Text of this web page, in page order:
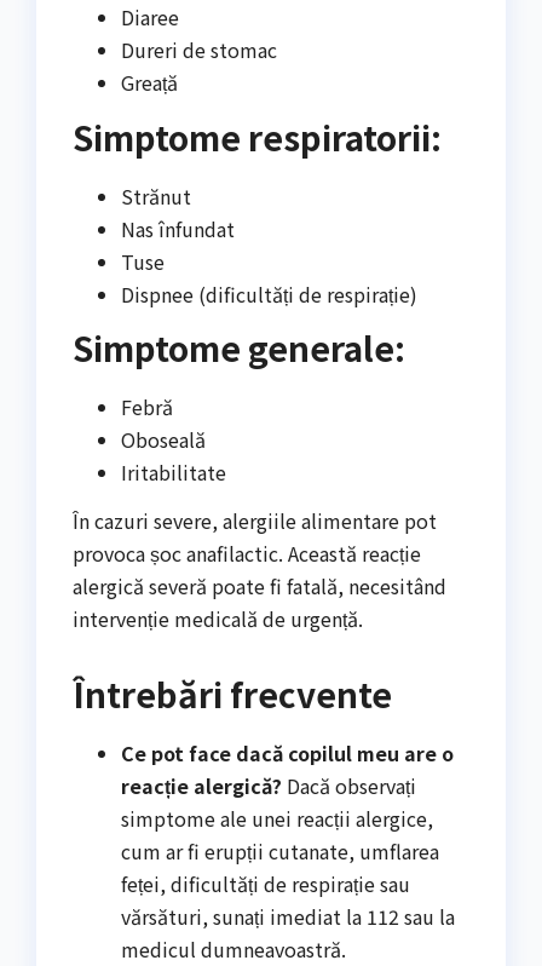
Diaree
Dureri de stomac
Greață
Simptome respiratorii:
Strănut
Nas înfundat
Tuse
Dispnee (dificultăți de respirație)
Simptome generale:
Febră
Oboseală
Iritabilitate
În cazuri severe, alergiile alimentare pot
provoca șoc anafilactic. Această reacție
alergică severă poate fi fatală, necesitând
intervenție medicală de urgență.
Întrebări frecvente
Ce pot face dacă copilul meu are o
reacție alergică? Dacă observați
simptome ale unei reacții alergice,
cum ar fi erupții cutanate, umflarea
feței, dificultăți de respirație sau
vărsături, sunați imediat la 112 sau la
medicul dumneavoastră.